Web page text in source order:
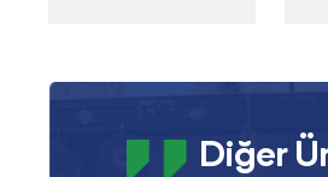
Diğer